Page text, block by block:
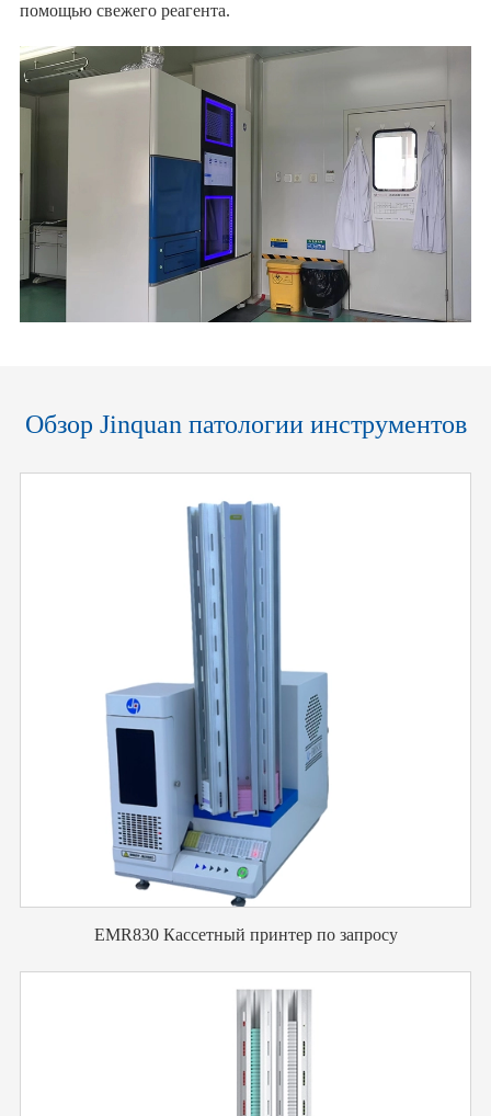
помощью свежего реагента.
Обзор Jinquan патологии инструментов
EMR830 Кассетный принтер по запросу